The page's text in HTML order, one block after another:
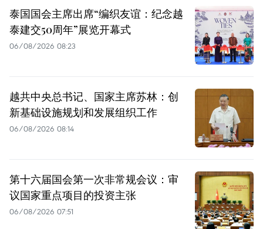
泰国国会主席出席“编织友谊：纪念越
泰建交50周年”展览开幕式
06/08/2026 08:23
越共中央总书记、国家主席苏林：创
新基础设施规划和发展组织工作
06/08/2026 08:14
第十六届国会第一次非常规会议：审
议国家重点项目的投资主张
06/08/2026 07:51